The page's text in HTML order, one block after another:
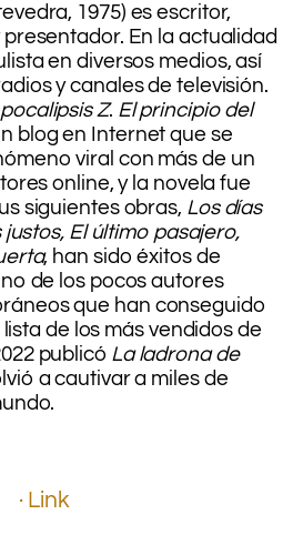
1975) es escritor,
En la actualidad
en diversos medios, así
y canales de televisión.
Z. El principio del
blog en Internet que se
viral con más de un
online, y la novela fue
siguientes obras, Los días
El último pasajero,
, han sido éxitos de
de los pocos autores
que han conseguido
de los más vendidos de
publicó La ladrona de
a cautivar a miles de
· Link